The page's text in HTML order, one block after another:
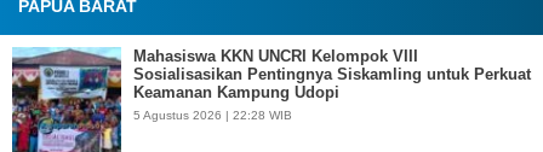
PAPUA BARAT
Mahasiswa KKN UNCRI Kelompok VIII
Sosialisasikan Pentingnya Siskamling untuk Perkuat
Keamanan Kampung Udopi
5 Agustus 2026 | 22:28 WIB